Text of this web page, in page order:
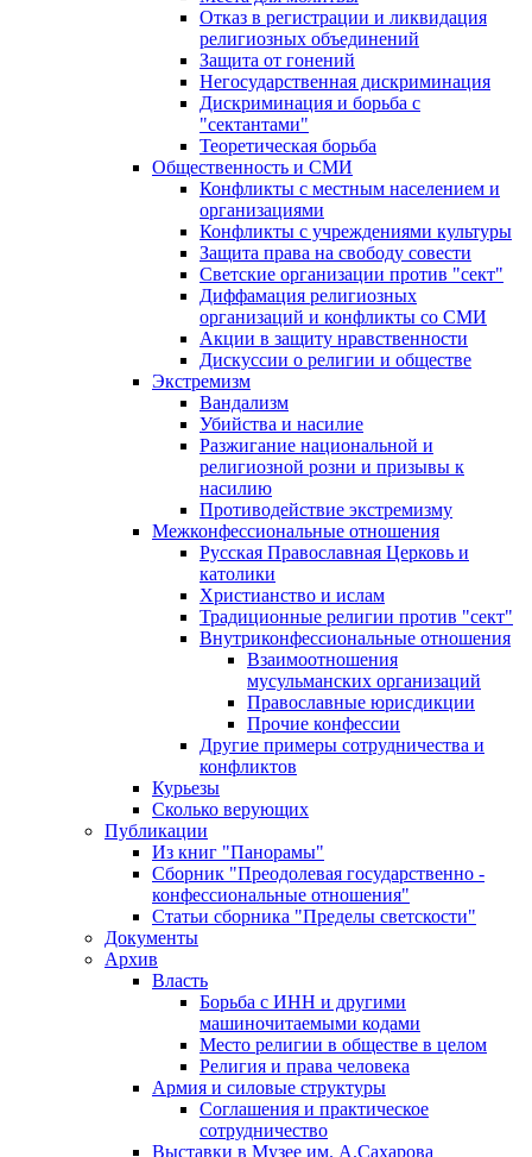
Отказ в регистрации и ликвидация
религиозных объединений
Защита от гонений
Негосударственная дискриминация
Дискриминация и борьба с
"сектантами"
Теоретическая борьба
Общественность и СМИ
Конфликты с местным населением и
организациями
Конфликты с учреждениями культуры
Защита права на свободу совести
Светские организации против "сект"
Диффамация религиозных
организаций и конфликты со СМИ
Акции в защиту нравственности
Дискуссии о религии и обществе
Экстремизм
Вандализм
Убийства и насилие
Разжигание национальной и
религиозной розни и призывы к
насилию
Противодействие экстремизму
Межконфессиональные отношения
Русская Православная Церковь и
католики
Христианство и ислам
Традиционные религии против "сект"
Внутриконфессиональные отношения
Взаимоотношения
мусульманских организаций
Православные юрисдикции
Прочие конфессии
Другие примеры сотрудничества и
конфликтов
Курьезы
Сколько верующих
Публикации
Из книг "Панорамы"
Сборник "Преодолевая государственно -
конфессиональные отношения"
Статьи сборника "Пределы светскости"
Документы
Архив
Власть
Борьба с ИНН и другими
машиночитаемыми кодами
Место религии в обществе в целом
Религия и права человека
Армия и силовые структуры
Соглашения и практическое
сотрудничество
Выставки в Музее им. А.Сахарова